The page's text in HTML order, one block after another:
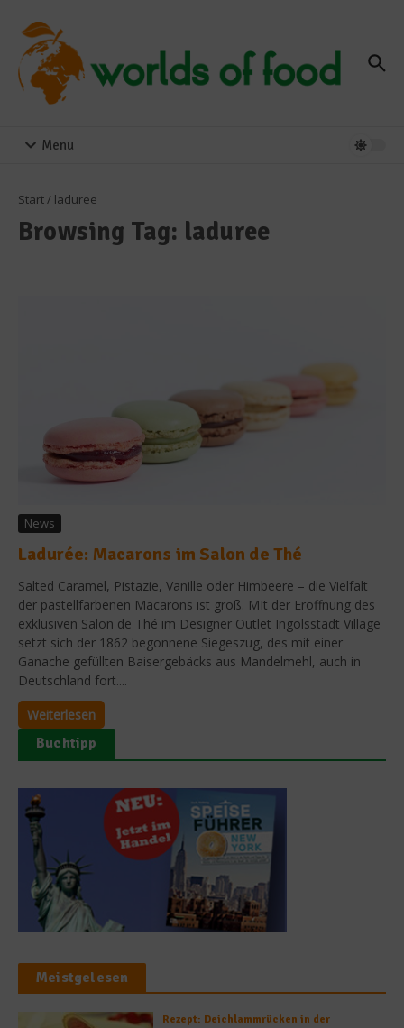
Menu
Start/ laduree
Browsing Tag: laduree
News
Ladurée: Macarons im Salon de Thé
Salted Caramel, Pistazie, Vanille oder Himbeere – die Vielfalt
der pastellfarbenen Macarons ist groß. MIt der Eröffnung des
exklusiven Salon de Thé im Designer Outlet Ingolsstadt Village
setzt sich der 1862 begonnene Siegeszug, des mit einer
Ganache gefüllten Baisergebäcks aus Mandelmehl, auch in
Deutschland fort....
Weiterlesen
Buchtipp
Meistgelesen
Rezept: Deichlammrücken in der